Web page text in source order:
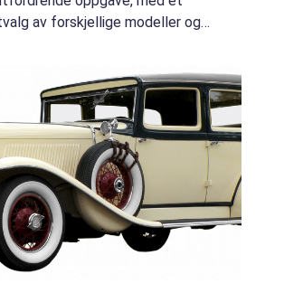
av forskjellige modeller og
ov...